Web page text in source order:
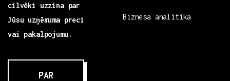
cilvēki uzzina par
Jūsu uzņēmuma preci
vai pakalpojumu.
PAR
Biznesa analītika